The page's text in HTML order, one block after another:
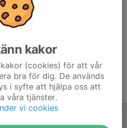
inloggadekakor
(cookies) för att vår
bra för dig. De används
i syfte att hjälpa oss att
våra tjänster.
vi cookies